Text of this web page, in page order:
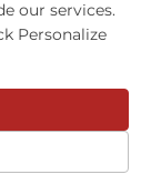
Co.,Ltd -
our services.
Personalize